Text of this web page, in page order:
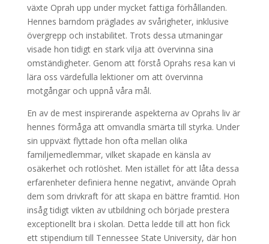
växte Oprah upp under mycket fattiga förhållanden.
Hennes barndom präglades av svårigheter, inklusive
övergrepp och instabilitet. Trots dessa utmaningar
visade hon tidigt en stark vilja att övervinna sina
omständigheter. Genom att förstå Oprahs resa kan vi
lära oss värdefulla lektioner om att övervinna
motgångar och uppnå våra mål.
En av de mest inspirerande aspekterna av Oprahs liv är
hennes förmåga att omvandla smärta till styrka. Under
sin uppväxt flyttade hon ofta mellan olika
familjemedlemmar, vilket skapade en känsla av
osäkerhet och rotlöshet. Men istället för att låta dessa
erfarenheter definiera henne negativt, använde Oprah
dem som drivkraft för att skapa en bättre framtid. Hon
insåg tidigt vikten av utbildning och började prestera
exceptionellt bra i skolan. Detta ledde till att hon fick
ett stipendium till Tennessee State University, där hon